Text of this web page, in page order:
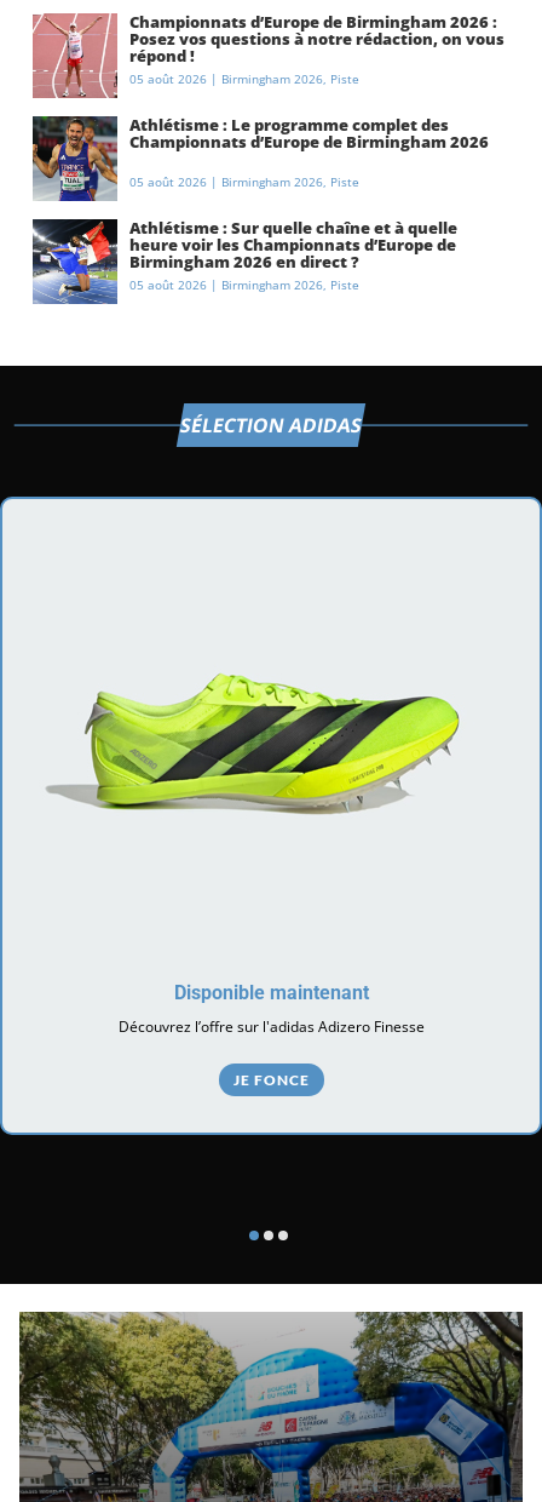
Championnats d’Europe de Birmingham 2026 :
Posez vos questions à notre rédaction, on vous
répond !
05 août 2026 | Birmingham 2026, Piste
Athlétisme : Le programme complet des
Championnats d’Europe de Birmingham 2026
05 août 2026 | Birmingham 2026, Piste
Athlétisme : Sur quelle chaîne et à quelle
heure voir les Championnats d’Europe de
Birmingham 2026 en direct ?
05 août 2026 | Birmingham 2026, Piste
SÉLECTION ADIDAS
Disponible maintenant
Découvrez l’offre sur l'adidas Adizero Finesse
JE FONCE